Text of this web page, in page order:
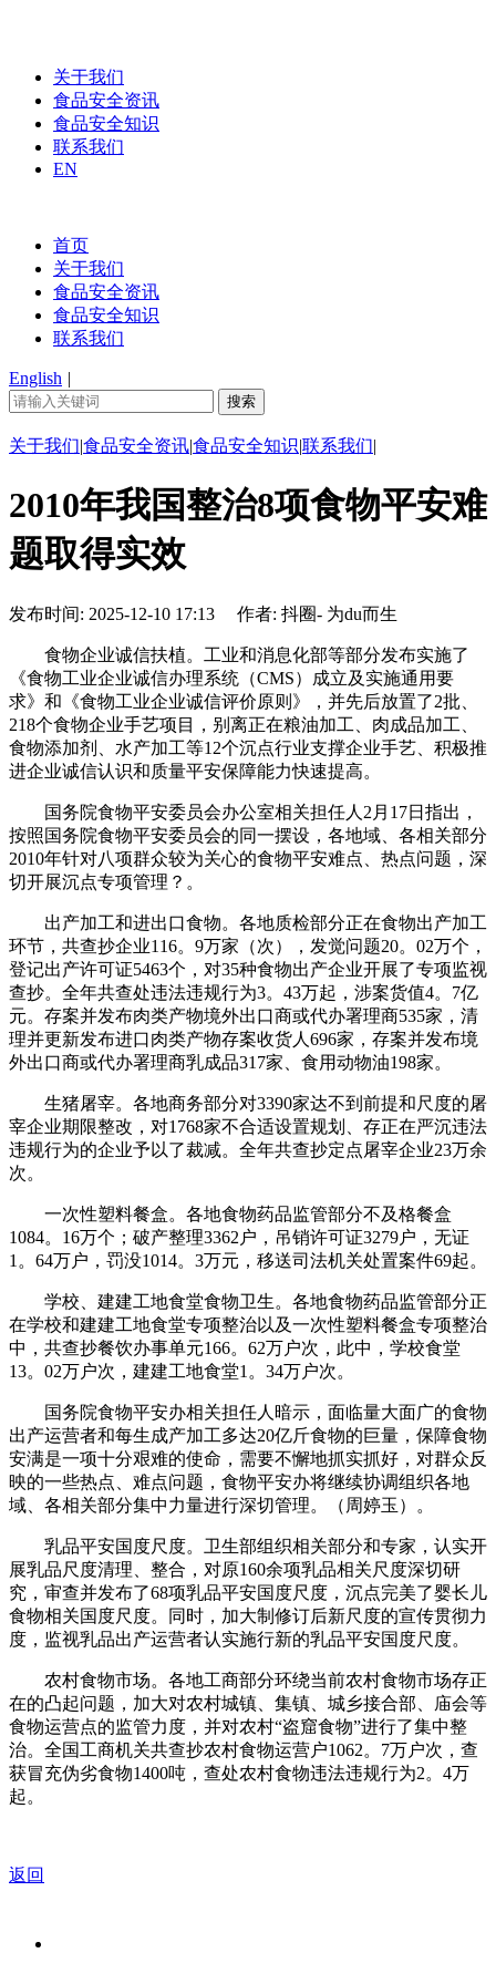
关于我们
食品安全资讯
食品安全知识
联系我们
EN
首页
关于我们
食品安全资讯
食品安全知识
联系我们
English |
关于我们|食品安全资讯|食品安全知识|联系我们|
2010年我国整治8项食物平安难
题取得实效
发布时间: 2025-12-10 17:13 作者: 抖圈- 为du而生
食物企业诚信扶植。工业和消息化部等部分发布实施了
《食物工业企业诚信办理系统（CMS）成立及实施通用要
求》和《食物工业企业诚信评价原则》，并先后放置了2批、
218个食物企业手艺项目，别离正在粮油加工、肉成品加工、
食物添加剂、水产加工等12个沉点行业支撑企业手艺、积极推
进企业诚信认识和质量平安保障能力快速提高。
国务院食物平安委员会办公室相关担任人2月17日指出，
按照国务院食物平安委员会的同一摆设，各地域、各相关部分
2010年针对八项群众较为关心的食物平安难点、热点问题，深
切开展沉点专项管理？。
出产加工和进出口食物。各地质检部分正在食物出产加工
环节，共查抄企业116。9万家（次），发觉问题20。02万个，
登记出产许可证5463个，对35种食物出产企业开展了专项监视
查抄。全年共查处违法违规行为3。43万起，涉案货值4。7亿
元。存案并发布肉类产物境外出口商或代办署理商535家，清
理并更新发布进口肉类产物存案收货人696家，存案并发布境
外出口商或代办署理商乳成品317家、食用动物油198家。
生猪屠宰。各地商务部分对3390家达不到前提和尺度的屠
宰企业期限整改，对1768家不合适设置规划、存正在严沉违法
违规行为的企业予以了裁减。全年共查抄定点屠宰企业23万余
次。
一次性塑料餐盒。各地食物药品监管部分不及格餐盒
1084。16万个；破产整理3362户，吊销许可证3279户，无证
1。64万户，罚没1014。3万元，移送司法机关处置案件69起。
学校、建建工地食堂食物卫生。各地食物药品监管部分正
在学校和建建工地食堂专项整治以及一次性塑料餐盒专项整治
中，共查抄餐饮办事单元166。62万户次，此中，学校食堂
13。02万户次，建建工地食堂1。34万户次。
国务院食物平安办相关担任人暗示，面临量大面广的食物
出产运营者和每生成产加工多达20亿斤食物的巨量，保障食物
安满是一项十分艰难的使命，需要不懈地抓实抓好，对群众反
映的一些热点、难点问题，食物平安办将继续协调组织各地
域、各相关部分集中力量进行深切管理。（周婷玉）。
乳品平安国度尺度。卫生部组织相关部分和专家，认实开
展乳品尺度清理、整合，对原160余项乳品相关尺度深切研
究，审查并发布了68项乳品平安国度尺度，沉点完美了婴长儿
食物相关国度尺度。同时，加大制修订后新尺度的宣传贯彻力
度，监视乳品出产运营者认实施行新的乳品平安国度尺度。
农村食物市场。各地工商部分环绕当前农村食物市场存正
在的凸起问题，加大对农村城镇、集镇、城乡接合部、庙会等
食物运营点的监管力度，并对农村“盗窟食物”进行了集中整
治。全国工商机关共查抄农村食物运营户1062。7万户次，查
获冒充伪劣食物1400吨，查处农村食物违法违规行为2。4万
起。
返回